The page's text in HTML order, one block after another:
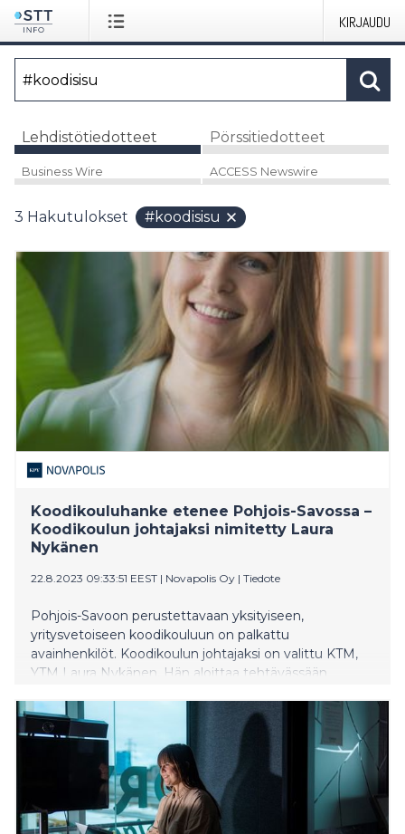
KIRJAUDU
Lehdistötiedotteet Pörssitiedotteet
Business Wire ACCESS Newswire
3 Hakutulokset #koodisisu
Koodikouluhanke etenee Pohjois-Savossa –
Koodikoulun johtajaksi nimitetty Laura
Nykänen
22.8.2023 09:33:51 EEST | Novapolis Oy | Tiedote
Pohjois-Savoon perustettavaan yksityiseen,
yritysvetoiseen koodikouluun on palkattu
avainhenkilöt. Koodikoulun johtajaksi on valittu KTM,
YTM Laura Nykänen. Hän aloittaa tehtävässään
koodikoulun toimintaa ylös ajosta lähtien, vastaten
koulun ja henkilöstön johtamisesta sekä toiminnan
vakiinnuttamisesta. Nykänen on työskennellyt
viimeiset viisi vuotta liikkeenjohdon konsulttina
Talentreella. Hän on vetänyt innovaatio- ja
strategiajohtamisen asiantuntijana monipuolisia
liiketoiminnan kehittämisprojekteja ja